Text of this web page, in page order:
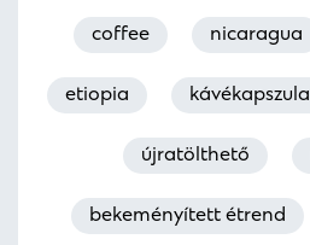
coffee nicaragua
etiopia kávékapszula
újratölthető
bekeményített étrend